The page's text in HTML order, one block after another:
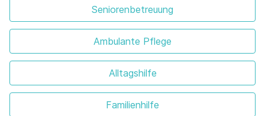
Seniorenbetreuung
Ambulante Pflege
Alltagshilfe
Familienhilfe